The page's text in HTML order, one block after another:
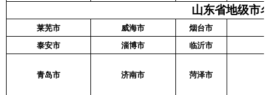
山东省地级市
莱芜市 威海市 烟台市
泰安市
淄博市 临沂市
青岛市 济南市 菏泽市